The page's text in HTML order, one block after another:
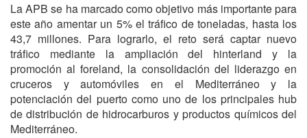
La APB se ha marcado como objetivo más importante para
este año amentar un 5% el tráfico de toneladas, hasta los
43,7 millones. Para lograrlo, el reto será captar nuevo
tráfico mediante la ampliación del hinterland y la
promoción al foreland, la consolidación del liderazgo en
cruceros y automóviles en el Mediterráneo y la
potenciación del puerto como uno de los principales hub
de distribución de hidrocarburos y productos químicos del
Mediterráneo.